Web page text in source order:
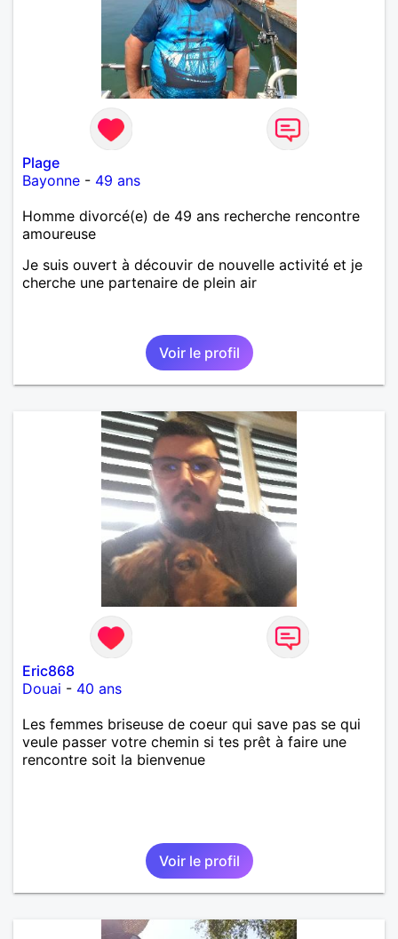
Plage
Bayonne - 49 ans
Homme divorcé(e) de 49 ans recherche rencontre
amoureuse
Je suis ouvert à découvir de nouvelle activité et je
cherche une partenaire de plein air
Voir le profil
Eric868
Douai - 40 ans
Les femmes briseuse de coeur qui save pas se qui
veule passer votre chemin si tes prêt à faire une
rencontre soit la bienvenue
Voir le profil